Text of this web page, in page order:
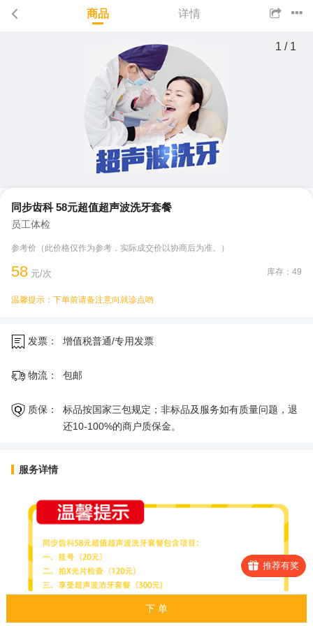
商品 详情
1 / 1
同步齿科 58元超值超声波洗牙套餐
员工体检
参考价（此价格仅作为参考，实际成交价以协商后为准。）
58 元/次 库存：49
温馨提示：下单前请备注意向就诊点哟
发票： 增值税普通/专用发票
物流： 包邮
质保：
标品按国家三包规定；非标品及服务如有质量问题，退
还10-100%的商户质保金。
服务详情
推荐有奖
下 单